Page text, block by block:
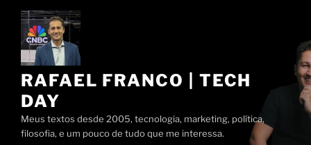
Pular
conteúdo
RAFAEL FRANCO | TECH
DAY
Meus textos desde 2005, tecnologia, marketing, política,
filosofia, e um pouco de tudo que me interessa.